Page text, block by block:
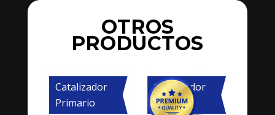
OTROS
PRODUCTOS
Catalizador
Primario
Catalizador
Primario